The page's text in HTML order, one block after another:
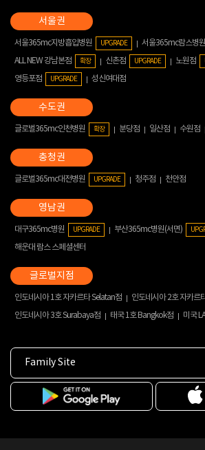
서울365mc지방흡입병원 UPGRADE 서울365mc람스병원
ALL NEW 강남본점 확장 신촌점 UPGRADE 노원점
영등포점
UPGRADE 성신여대점
글로벌365mc인천병원 확장 분당점 일산점 수원점
글로벌365mc대전병원 UPGRADE 청주점 천안점
대구365mc병원 UPGRADE 부산365mc병원(서면)
해운대 람스 스페셜센터
인도네시아 1호 자카르타 Selatan점
인도네시아 2호 자카르
인도네시아 3호 Surabaya점
태국 1호 Bangkok점 미국
Family Site